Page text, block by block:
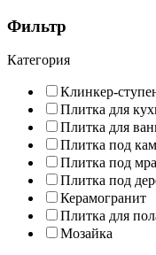
Фильтр
Категория
Клинкер-
Плитка для
Плитка для
Плитка под
Плитка под
Плитка под
Керамогранит
Плитка для
Мозайка